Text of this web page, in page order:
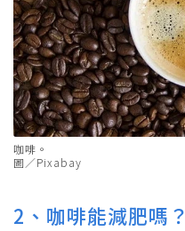
咖啡。
圖／Pixabay
2、咖啡能減肥嗎？